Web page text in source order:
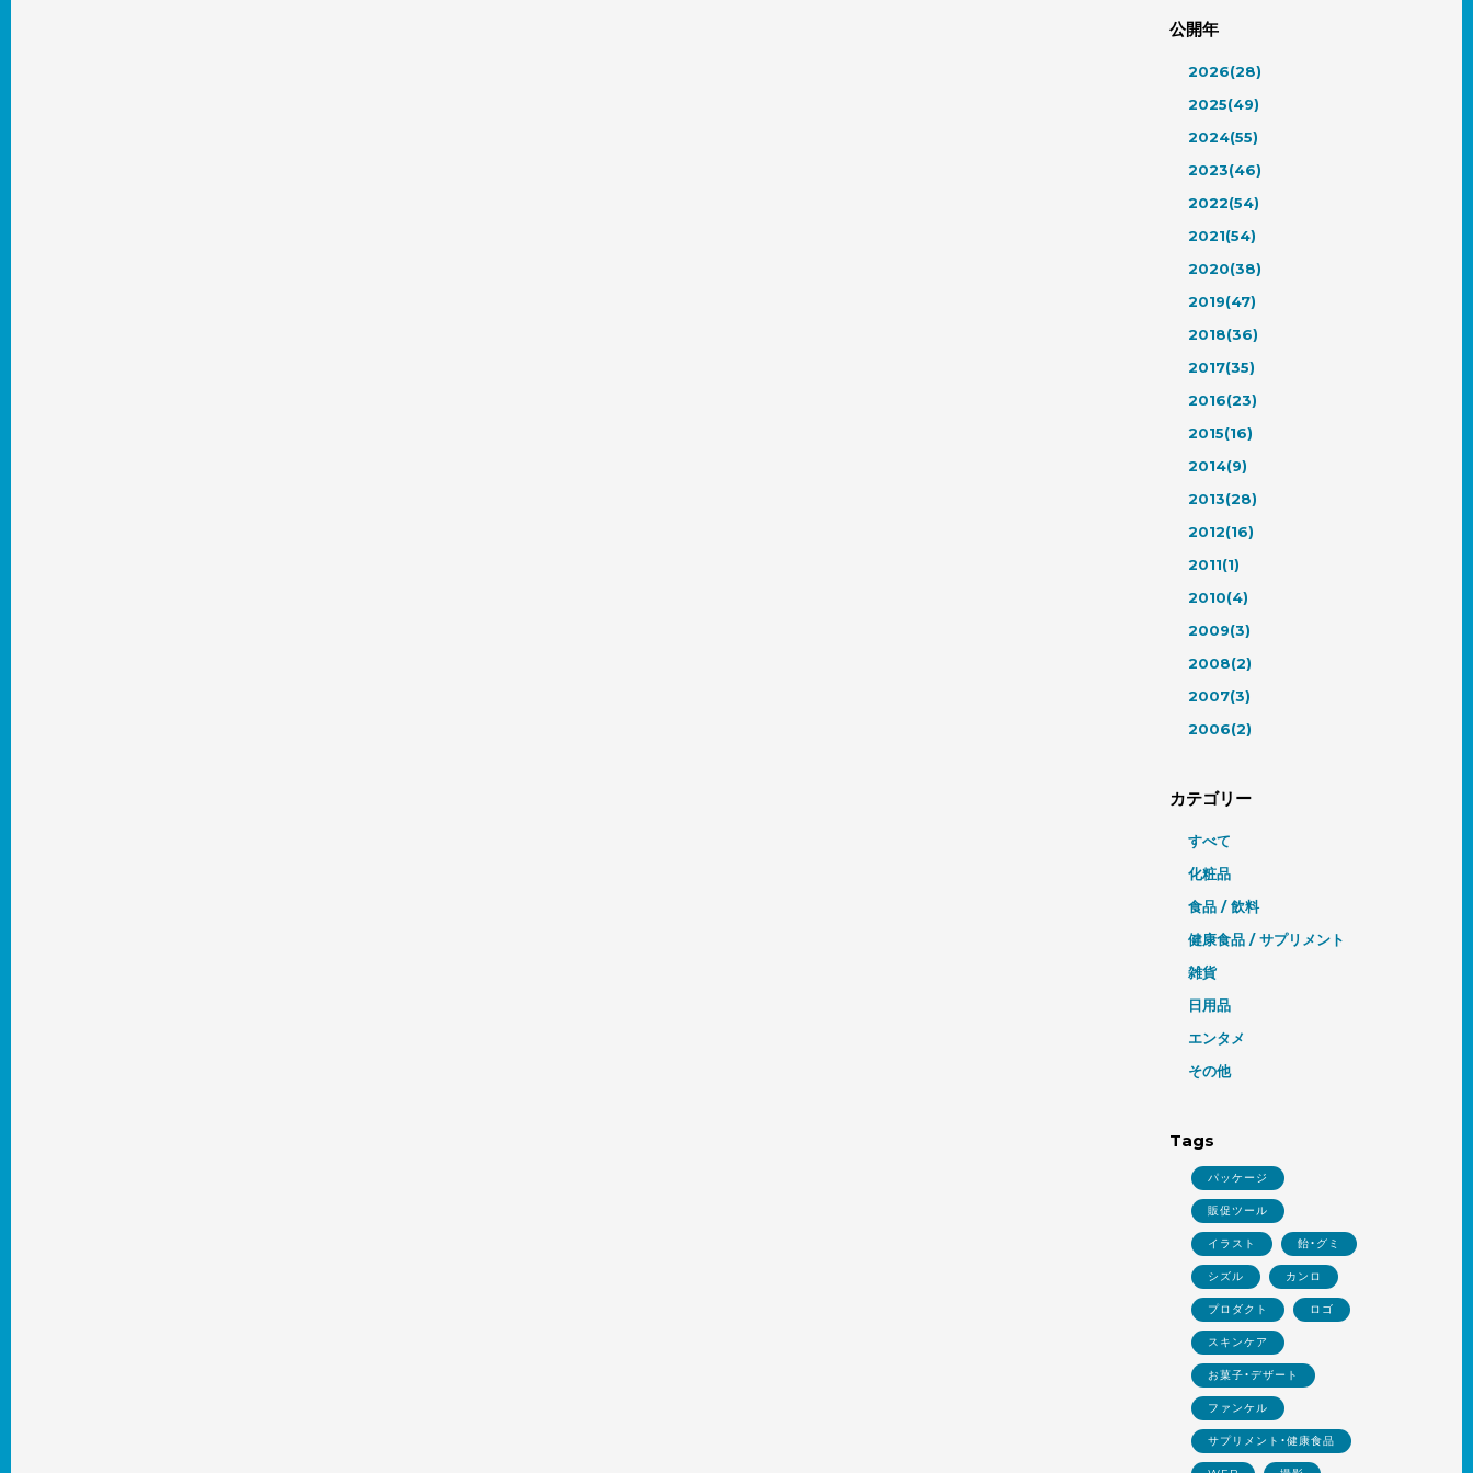
公開年
2026(28)
2025(49)
2024(55)
2023(46)
2022(54)
2021(54)
2020(38)
2019(47)
2018(36)
2017(35)
2016(23)
2015(16)
2014(9)
2013(28)
2012(16)
2011(1)
2010(4)
2009(3)
2008(2)
2007(3)
2006(2)
カテゴリー
すべて
化粧品
食品 / 飲料
健康食品 / サプリメント
雑貨
日用品
エンタメ
その他
Tags
パッケージ
販促ツール
イラスト 飴・グミ
シズル カンロ
プロダクト ロゴ
スキンケア
お菓子・デザート
ファンケル
サプリメント・健康食品